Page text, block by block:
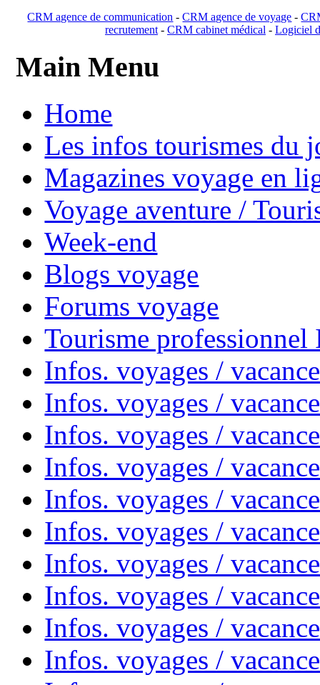
CRM agence de communication -CRM agence de voyage -
recrutement- CRM cabinet médical- Logiciel
Main Menu
Home
Les infos tourismes du
Magazines voyage en
Voyage aventure /
Week-end
Blogs voyage
Forums voyage
Tourisme
Infos. voyages /
Infos. voyages /
Infos. voyages /
Infos. voyages /
Infos. voyages /
Infos. voyages /
Infos. voyages /
Infos. voyages /
Infos. voyages /
Infos. voyages /